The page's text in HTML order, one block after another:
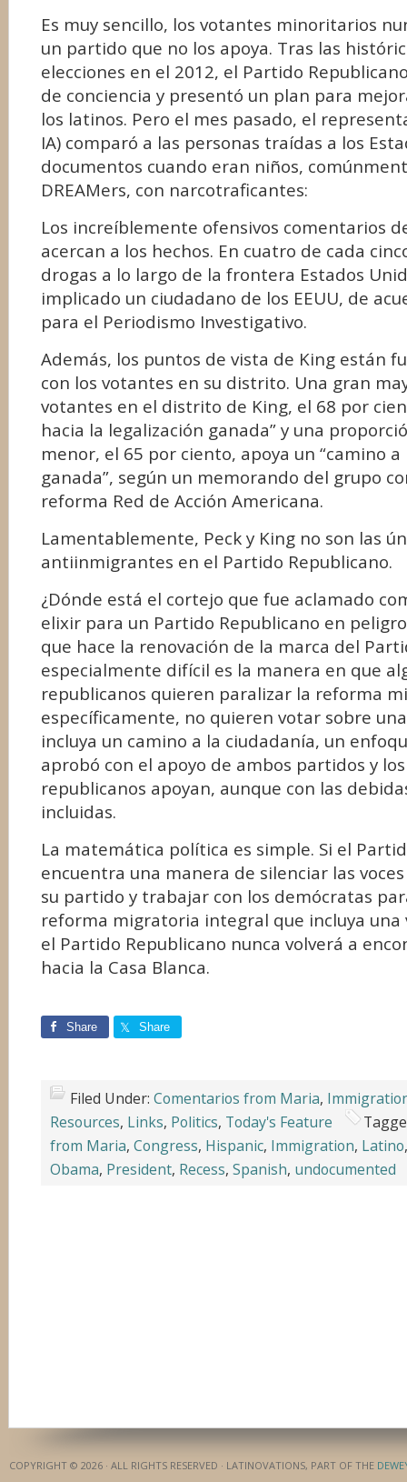
Es muy sencillo, los votantes minoritarios
un partido que no los apoya. Tras las
elecciones en el 2012, el Partido
de conciencia y presentó un plan para
los latinos. Pero el mes pasado, el
IA) comparó a las personas traídas a los
documentos cuando eran niños,
DREAMers, con narcotraficantes:
Los increíblemente ofensivos comentarios
acercan a los hechos. En cuatro de cada
drogas a lo largo de la frontera Estados
implicado un ciudadano de los EEUU, de
para el Periodismo Investigativo.
Además, los puntos de vista de King están
con los votantes en su distrito. Una gran
votantes en el distrito de King, el 68 por
hacia la legalización ganada” y una
menor, el 65 por ciento, apoya un “camino
ganada”, según un memorando del grupo
reforma Red de Acción Americana.
Lamentablemente, Peck y King no son las
antiinmigrantes en el Partido Republicano.
¿Dónde está el cortejo que fue aclamado
elixir para un Partido Republicano en
que hace la renovación de la marca del
especialmente difícil es la manera en que
republicanos quieren paralizar la reforma
específicamente, no quieren votar sobre
incluya un camino a la ciudadanía, un
aprobó con el apoyo de ambos partidos y
republicanos apoyan, aunque con las
incluidas.
La matemática política es simple. Si el
encuentra una manera de silenciar las
su partido y trabajar con los demócratas
reforma migratoria integral que incluya una
el Partido Republicano nunca volverá a
hacia la Casa Blanca.
Share Share
Filed Under: Comentarios from Maria,
Resources, Links, Politics, Today's Feature
from Maria, Congress, Hispanic, Immigration, Latino
Obama, President, Recess, Spanish, undocumented
COPYRIGHT © 2026 · ALL RIGHTS RESERVED · LATINOVATIONS, PART OF THE